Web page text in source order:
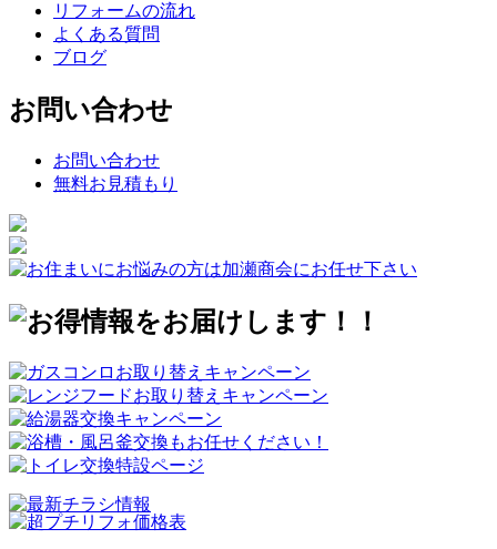
リフォームの流れ
よくある質問
ブログ
お問い合わせ
お問い合わせ
無料お見積もり